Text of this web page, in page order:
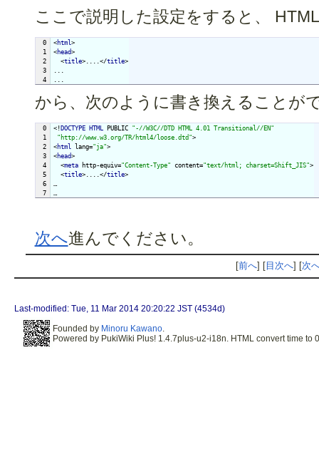
ここで説明した設定をすると、
  0
  1
  2
  3
  4
<html>
<head>
  <
title>....</title>
から、次のように書き換えることが
  0
  1
  2
  3
  4
  5
  6
  7
<!DOCTYPE HTML PUBLIC "-//W3C//DTD HTML 4.01 Transitional//EN"
"http://www.w3.org/TR/html4/loose.dtd">
<html lang="ja">
<head>
  <
meta http-equiv="Content-Type" content="text/html; charset=Shift_JIS">
  <
title>....</title>
次へ進んでください。
[前へ] [目次へ] [次
Last-modified: Tue, 11 Mar 2014 20:20:22 JST (4534d)
Founded by Minoru Kawano
Powered by PukiWiki Plus! 1.4.7plus-u2-i18n. HTML convert time to